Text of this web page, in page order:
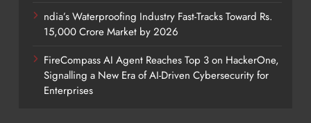
ndia’s Waterproofing Industry Fast-Tracks Toward Rs.
15,000 Crore Market by 2026
FireCompass AI Agent Reaches Top 3 on HackerOne,
Signalling a New Era of AI-Driven Cybersecurity for
Enterprises